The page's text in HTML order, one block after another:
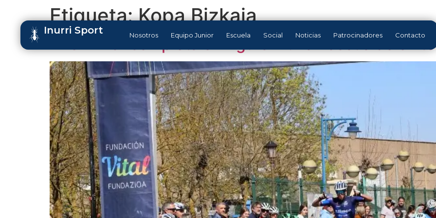
Inurri Sport Nosotros Equipo Junior Escuela Social Noticias Patrocinadores Contacto
Etiqueta:Kopa Bizkaia
Aner Irizar completa en Agurain una Pascua de